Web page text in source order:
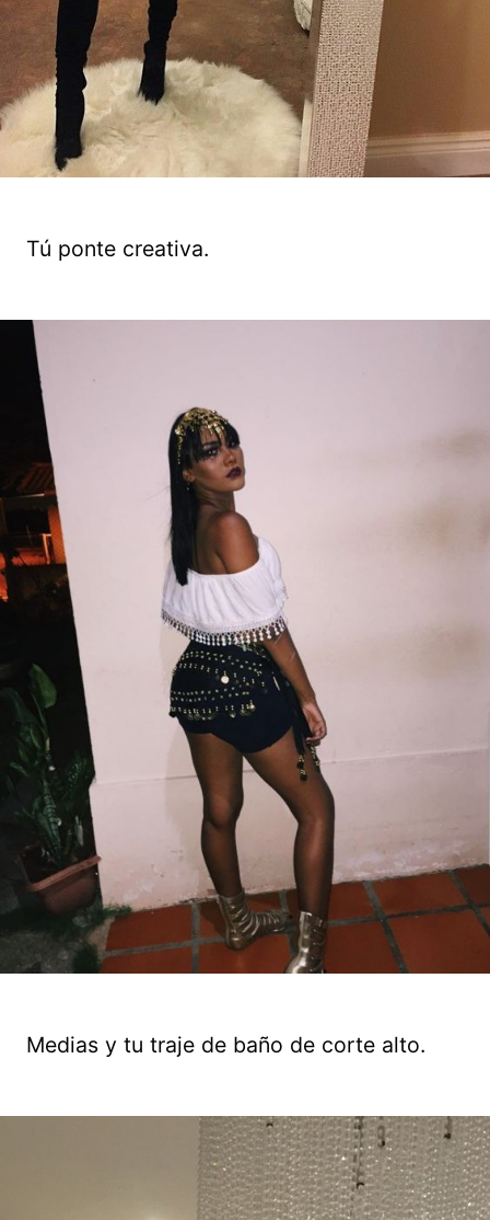
Tú ponte creativa.
Medias y tu traje de baño de corte alto.